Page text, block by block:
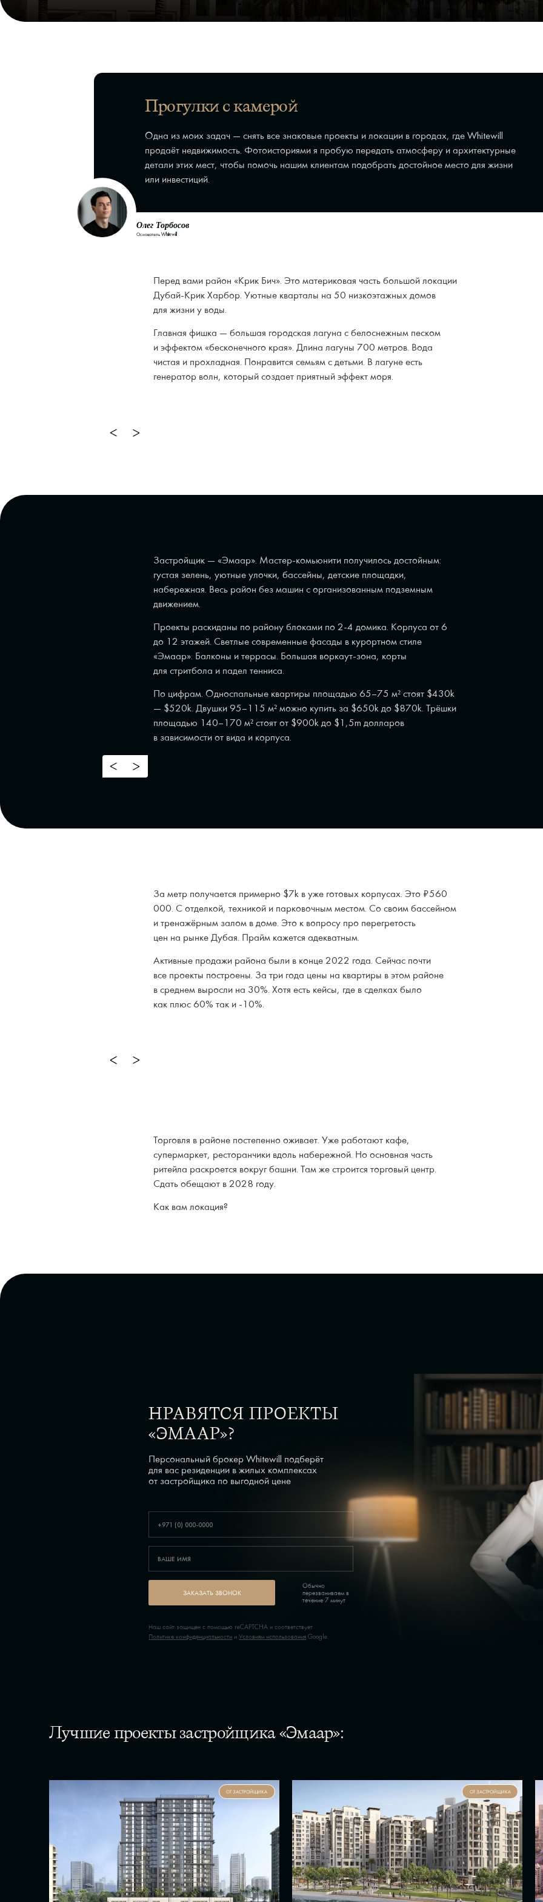
Прогулки с камерой
Одна из моих задач — снять все знаковые проекты и локации в городах, где Whitewill
продаёт недвижимость. Фотоисториями я пробую передать атмосферу и архитектурные
детали этих мест, чтобы помочь нашим клиентам подобрать достойное место для жизни
или инвестиций.
Олег Торбосов
Основатель Whitewill
Перед вами район «Крик Бич». Это материковая часть большой локации
Дубай-Крик Харбор. Уютные кварталы на 50 низкоэтажных домов
для жизни у воды.
Главная фишка — большая городская лагуна с белоснежным песком
и эффектом «бесконечного края». Длина лагуны 700 метров. Вода
чистая и прохладная. Понравится семьям с детьми. В лагуне есть
генератор волн, который создает приятный эффект моря.
Застройщик — «Эмаар». Мастер-комьюнити получилось достойным:
густая зелень, уютные улочки, бассейны, детские площадки,
набережная. Весь район без машин с организованным подземным
движением.
Проекты раскиданы по району блоками по 2-4 домика. Корпуса от 6
до 12 этажей. Светлые современные фасады в курортном стиле
«Эмаар». Балконы и террасы. Большая воркаут-зона, корты
для стритбола и падел тенниса.
По цифрам. Односпальные квартиры площадью 65–75 м² стоят $430k
— $520k. Двушки 95–115 м² можно купить за $650k до $870k. Трёшки
площадью 140–170 м² стоят от $900k до $1,5m долларов
в зависимости от вида и корпуса.
За метр получается примерно $7k в уже готовых корпусах. Это ₽560
000. С отделкой, техникой и парковочным местом. Со своим бассейном
и тренажёрным залом в доме. Это к вопросу про перегретость
цен на рынке Дубая. Прайм кажется адекватным.
Активные продажи района были в конце 2022 года. Сейчас почти
все проекты построены. За три года цены на квартиры в этом районе
в среднем выросли на 30%. Хотя есть кейсы, где в сделках было
как плюс 60% так и -10%.
Торговля в районе постепенно оживает. Уже работают кафе,
супермаркет, ресторанчики вдоль набережной. Но основная часть
ритейла раскроется вокруг башни. Там же строится торговый центр.
Сдать обещают в 2028 году.
Как вам локация?
НРАВЯТСЯ ПРОЕКТЫ
«ЭМААР»?
Персональный брокер Whitewill подберёт
для вас резиденции в жилых комплексах
от застройщика по выгодной цене
ЗАКАЗАТЬ ЗВОНОК
Обычно
перезваниваем в
течение 7 минут
Наш сайт защищен с помощью reCAPTCHA и соответствует
Политике конфиденциальности иУсловиям использования Google.
Лучшие проекты застройщика «Эмаар»:
ОТ ЗАСТРОЙЩИКА ОТ ЗАСТРОЙЩИКА